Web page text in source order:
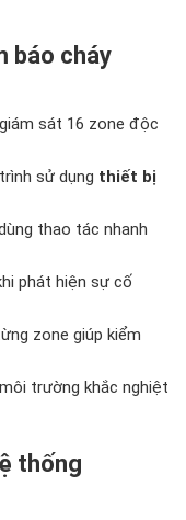
báo cháy
sát 16 zone độc
sử dụng thiết bị
thao tác nhanh
phát hiện sự cố
zone giúp kiểm
trường khắc nghiệt
thống